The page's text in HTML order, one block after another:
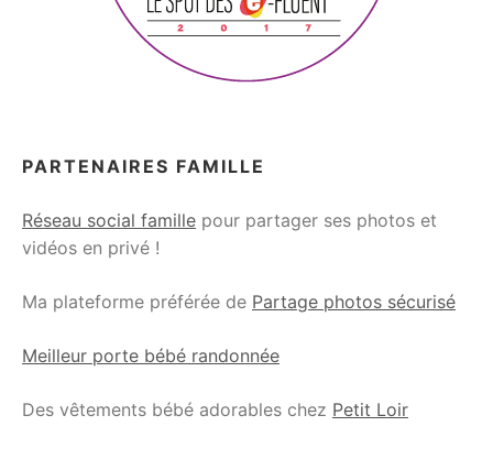
PARTENAIRES FAMILLE
Réseau social famille pour partager ses photos et
vidéos en privé !
Ma plateforme préférée de Partage photos sécurisé
Meilleur porte bébé randonnée
Des vêtements bébé adorables chez Petit Loir